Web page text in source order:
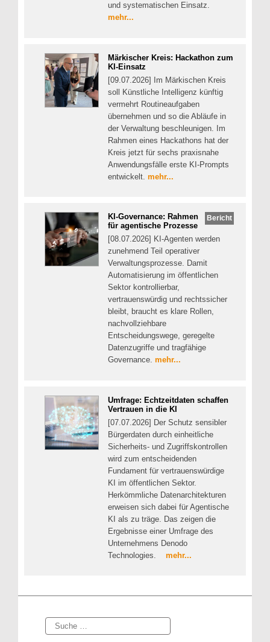
und systematischen Einsatz.
mehr...
Märkischer Kreis: Hackathon zum
KI-Einsatz
[09.07.2026] Im Märkischen Kreis
soll Künstliche Intelligenz künftig
vermehrt Routineaufgaben
übernehmen und so die Abläufe in
der Verwaltung beschleunigen. Im
Rahmen eines Hackathons hat der
Kreis jetzt für sechs praxisnahe
Anwendungsfälle erste KI-Prompts
entwickelt. mehr...
Bericht
KI-Governance: Rahmen
für agentische Prozesse
[08.07.2026] KI-Agenten werden
zunehmend Teil operativer
Verwaltungsprozesse. Damit
Automatisierung im öffentlichen
Sektor kontrollierbar,
vertrauenswürdig und rechtssicher
bleibt, braucht es klare Rollen,
nachvollziehbare
Entscheidungswege, geregelte
Datenzugriffe und tragfähige
Governance. mehr...
Umfrage: Echtzeitdaten schaffen
Vertrauen in die KI
[07.07.2026] Der Schutz sensibler
Bürgerdaten durch einheitliche
Sicherheits- und Zugriffskontrollen
wird zum entscheidenden
Fundament für vertrauenswürdige
KI im öffentlichen Sektor.
Herkömmliche Datenarchitekturen
erweisen sich dabei für Agentische
KI als zu träge. Das zeigen die
Ergebnisse einer Umfrage des
Unternehmens Denodo
Technologies. mehr...
Suche